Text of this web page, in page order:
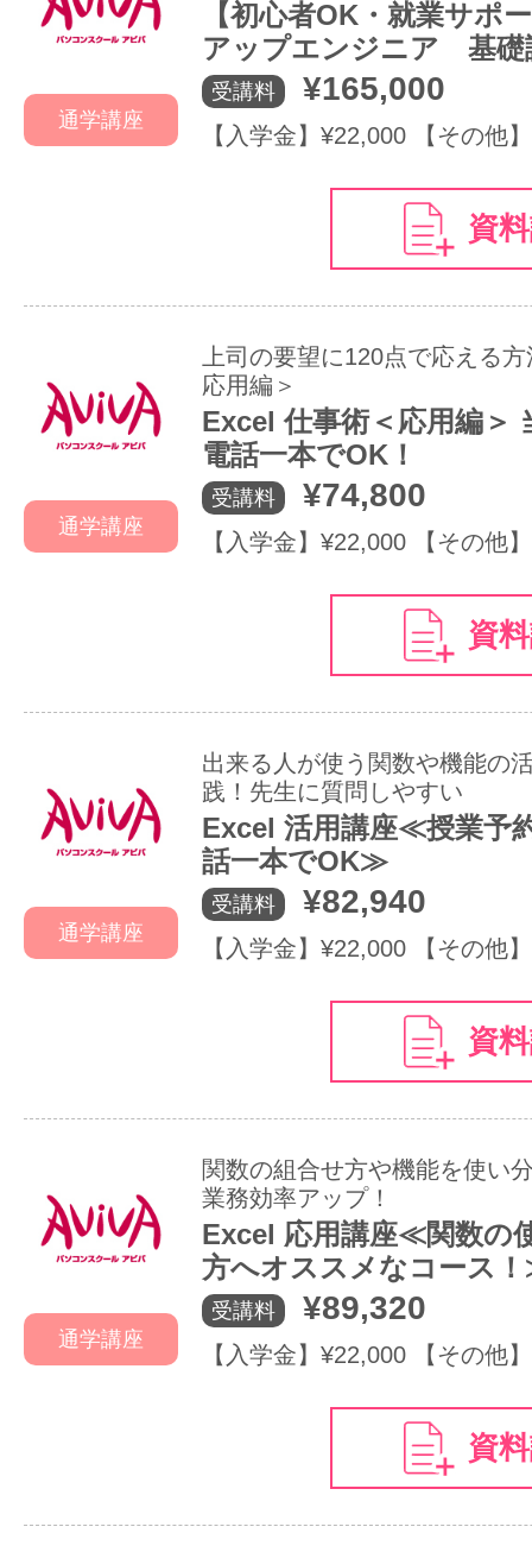
通学講座
【初心者OK・就業サポ
アップエンジニア 基礎
受講料 ¥165,000
【入学金】¥22,000 【その他
資
通学講座
上司の要望に120点で応える
応用編＞
Excel 仕事術＜応用編＞
電話一本でOK！
受講料 ¥74,800
【入学金】¥22,000 【その他
資
通学講座
出来る人が使う関数や機能の
践！先生に質問しやすい
Excel 活用講座≪授業予
話一本でOK≫
受講料 ¥82,940
【入学金】¥22,000 【その他
資
通学講座
関数の組合せ方や機能を使い
業務効率アップ！
Excel 応用講座≪関数の
方へオススメなコース
受講料 ¥89,320
【入学金】¥22,000 【その他
資